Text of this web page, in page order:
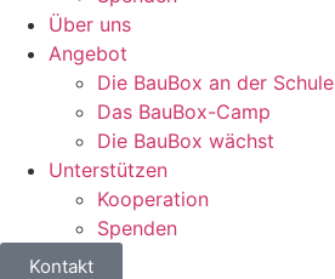
Über uns
Angebot
Die BauBox an der Schule
Das BauBox-Camp
Die BauBox wächst
Unterstützen
Kooperation
Spenden
Kontakt